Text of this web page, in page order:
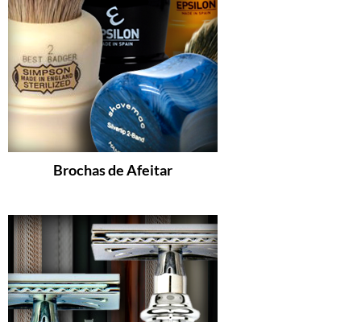
Brochas de Afeitar